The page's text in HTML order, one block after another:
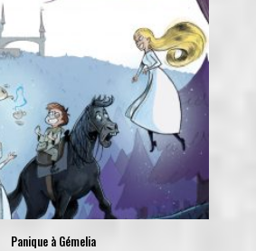
Panique à Gémelia